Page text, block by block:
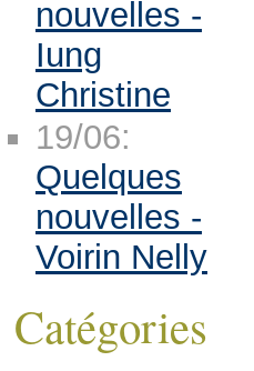
nouvelles -
Iung
Christine
19/06:
Quelques
nouvelles -
Voirin Nelly
Catégories